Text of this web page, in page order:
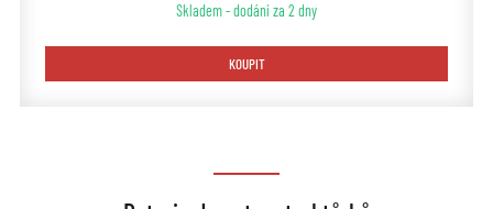
Skladem - dodání za 2 dny
KOUPIT